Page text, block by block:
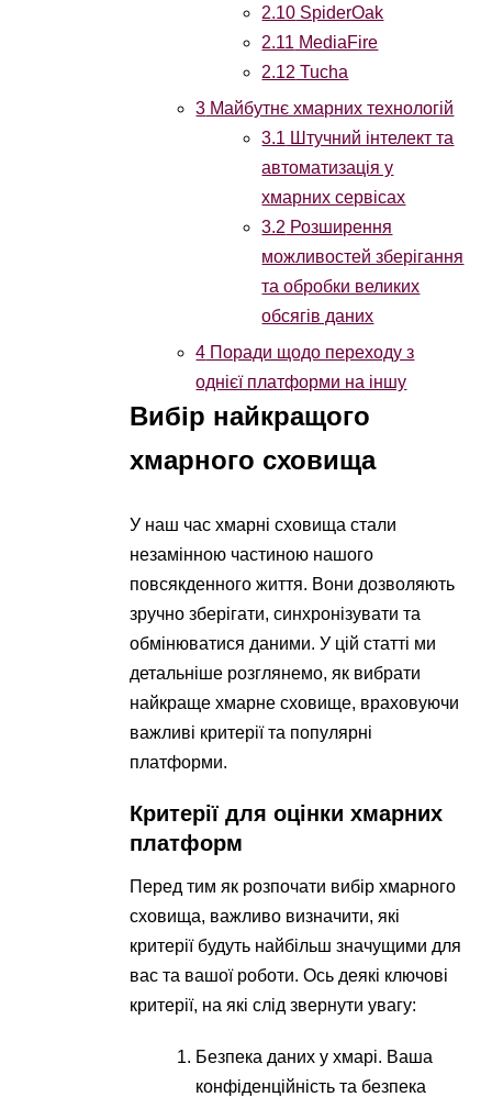
2.10 SpiderOak
2.11 MediaFire
2.12 Tucha
3 Майбутнє хмарних технологій
3.1 Штучний інтелект та
автоматизація у
хмарних сервісах
3.2 Розширення
можливостей зберігання
та обробки великих
обсягів даних
4 Поради щодо переходу з
однієї платформи на іншу
Вибір найкращого
хмарного сховища
У наш час хмарні сховища стали
незамінною частиною нашого
повсякденного життя. Вони дозволяють
зручно зберігати, синхронізувати та
обмінюватися даними. У цій статті ми
детальніше розглянемо, як вибрати
найкраще хмарне сховище, враховуючи
важливі критерії та популярні
платформи.
Критерії для оцінки хмарних
платформ
Перед тим як розпочати вибір хмарного
сховища, важливо визначити, які
критерії будуть найбільш значущими для
вас та вашої роботи. Ось деякі ключові
критерії, на які слід звернути увагу:
Безпека даних у хмарі. Ваша
конфіденційність та безпека